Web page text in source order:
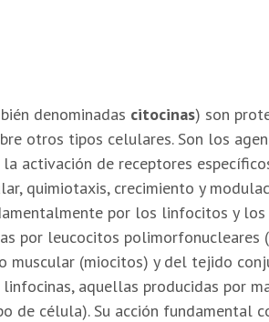
denominadas citocinas) son
otros tipos celulares. Son los
activación de receptores
quimiotaxis, crecimiento y
por los linfocitos y
por leucocitos
muscular (miocitos) y del tejido
aquellas producidas por
de célula). Su acción fundamental